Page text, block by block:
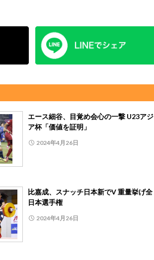
エース細谷、目覚め会心の一撃 U23アジ
ア杯「価値を証明」
2024年4月26日
比嘉成、スナッチ日本新でV 重量挙げ全
日本選手権
2024年4月26日